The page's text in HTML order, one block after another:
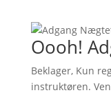
Oooh!
Beklager, Kun
instruktøren.